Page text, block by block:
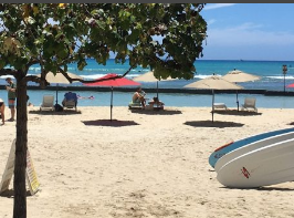
ス
キ
ッ
プ